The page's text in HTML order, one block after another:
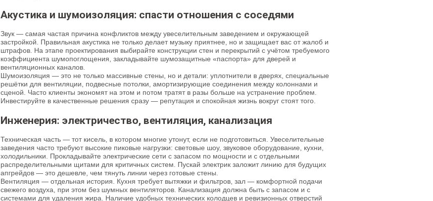
Акустика и шумоизоляция: спасти отношения с соседями
Звук — самая частая причина конфликтов между увеселительным заведением и окружающей
застройкой. Правильная акустика не только делает музыку приятнее, но и защищает вас от жалоб и
штрафов. На этапе проектирования выбирайте конструкции стен и перекрытий с учётом требуемого
коэффициента шумопоглощения, закладывайте шумозащитные «паспорта» для дверей и
вентиляционных каналов.
Шумоизоляция — это не только массивные стены, но и детали: уплотнители в дверях, специальные
решётки для вентиляции, подвесные потолки, амортизирующие соединения между колоннами и
сценой. Часто клиенты экономят на этом и потом тратят в разы больше на устранение проблем.
Инвестируйте в качественные решения сразу — репутация и спокойная жизнь вокруг стоят того.
Инженерия: электричество, вентиляция, канализация
Техническая часть — тот кисель, в котором многие утонут, если не подготовиться. Увеселительные
заведения часто требуют высокие пиковые нагрузки: световые шоу, звуковое оборудование, кухни,
холодильники. Прокладывайте электрические сети с запасом по мощности и с отдельными
распределительными щитами для критичных систем. Пускай электрик заложит линию для будущих
апгрейдов — это дешевле, чем тянуть линии через готовые стены.
Вентиляция — отдельная история. Кухня требует вытяжки и фильтров, зал — комфортной подачи
свежего воздуха, при этом без шумных вентиляторов. Канализация должна быть с запасом и с
системами для удаления жира. Наличие удобных технических колодцев и ревизионных отверстий